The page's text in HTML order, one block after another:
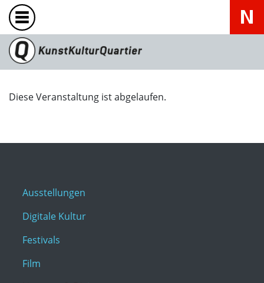
Diese Veranstaltung ist abgelaufen.
Ausstellungen
Digitale Kultur
Festivals
Film